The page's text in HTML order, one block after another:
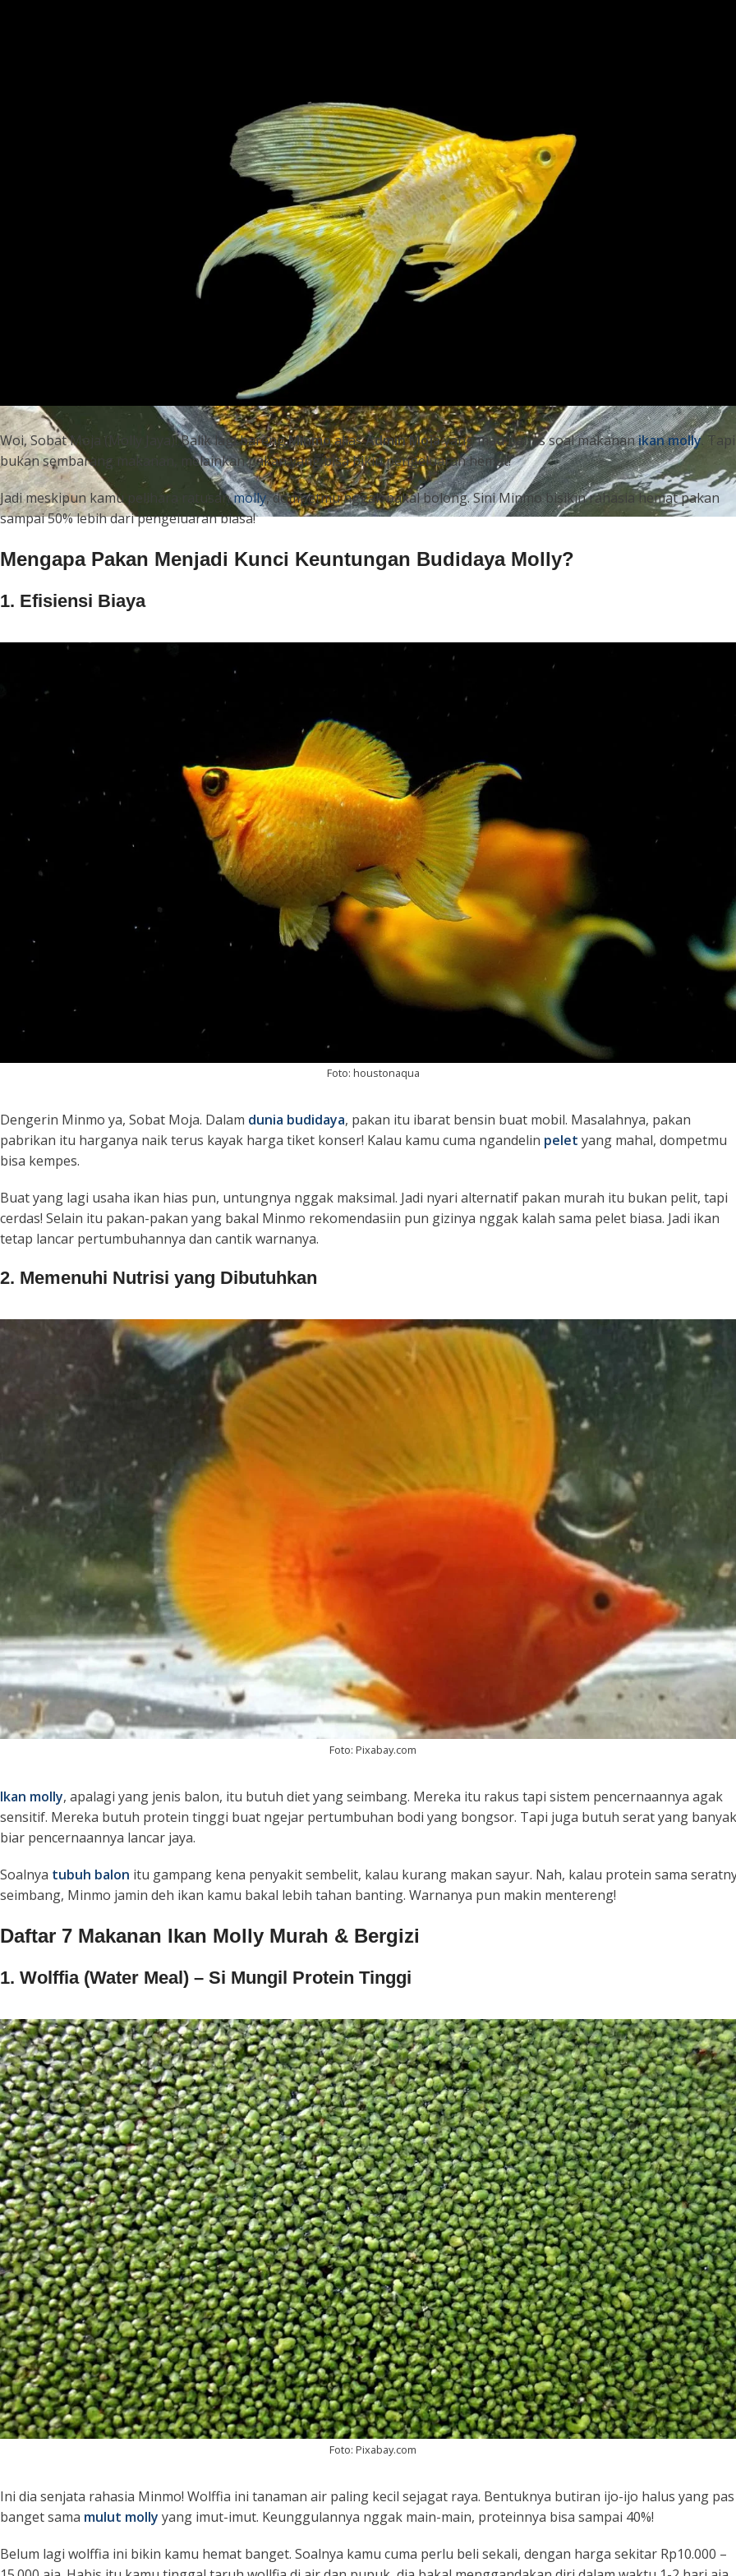
Woi, Sobat Moja (Molly Jaya)! Balik lagi barengMinmoaliasAdmin Mojayang mau bahas soal makananikan molly. Tapi
bukan sembarang makanan, melainkan pakan yang bisa bikin pengeluaran hemat!
Jadi meskipun kamu pelihara ratusanmolly, dompetmu nggak bakal bolong. Sini Minmo bisikin rahasia hemat pakan
sampai 50% lebih dari pengeluaran biasa!
Mengapa Pakan Menjadi Kunci Keuntungan Budidaya Molly?
1. Efisiensi Biaya
Foto: houstonaqua
Dengerin Minmo ya, Sobat Moja. Dalam dunia budidaya, pakan itu ibarat bensin buat mobil. Masalahnya, pakan
pabrikan itu harganya naik terus kayak harga tiket konser! Kalau kamu cuma ngandelin pelet yang mahal, dompetmu
bisa kempes.
Buat yang lagi usaha ikan hias pun, untungnya nggak maksimal. Jadi nyari alternatif pakan murah itu bukan pelit, tapi
cerdas! Selain itu pakan-pakan yang bakal Minmo rekomendasiin pun gizinya nggak kalah sama pelet biasa. Jadi ikan
tetap lancar pertumbuhannya dan cantik warnanya.
2. Memenuhi Nutrisi yang Dibutuhkan
Foto: Pixabay.com
Ikan molly, apalagi yang jenis balon, itu butuh diet yang seimbang. Mereka itu rakus tapi sistem pencernaannya agak
sensitif. Mereka butuh protein tinggi buat ngejar pertumbuhan bodi yang bongsor. Tapi juga butuh serat yang banyak
biar pencernaannya lancar jaya.
Soalnya tubuh balon itu gampang kena penyakit sembelit, kalau kurang makan sayur. Nah, kalau protein sama
seimbang, Minmo jamin deh ikan kamu bakal lebih tahan banting. Warnanya pun makin mentereng!
Daftar 7 Makanan Ikan Molly Murah & Bergizi
1. Wolffia (Water Meal) – Si Mungil Protein Tinggi
Foto: Pixabay.com
Ini dia senjata rahasia Minmo! Wolffia ini tanaman air paling kecil sejagat raya. Bentuknya butiran ijo-ijo halus yang pas
banget sama mulut molly yang imut-imut. Keunggulannya nggak main-main, proteinnya bisa sampai 40%!
Belum lagi wolffia ini bikin kamu hemat banget. Soalnya kamu cuma perlu beli sekali, dengan harga sekitar Rp10.000 –